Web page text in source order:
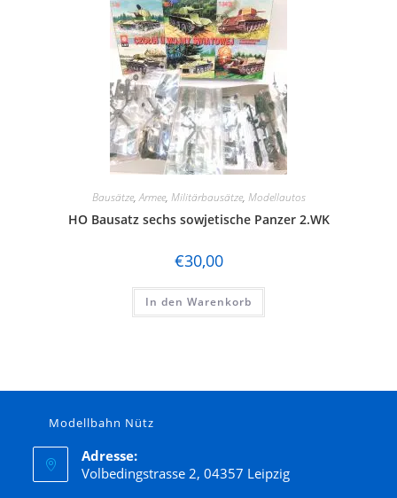
Bausätze,Armee, Militärbausätze, Modellautos
HO Bausatz sechs sowjetische Panzer 2.WK
€30,00
In den Warenkorb
Modellbahn Nütz
Adresse:
Volbedingstrasse 2, 04357 Leipzig